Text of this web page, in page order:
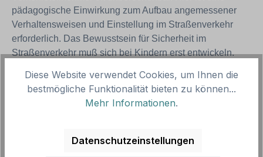
pädagogische Einwirkung zum Aufbau angemessener
Verhaltensweisen und Einstellung im Straßenverkehr
erforderlich. Das Bewusstsein für Sicherheit im
Straßenverkehr muß sich bei Kindern erst entwickeln.
Verkehrserziehung sollte schon bei den Eltern anfangen,
die sich im Beisein ihrer Kinder im Straßenverkehr
Fahrzeug, und sollte im Kindergarten und der Schule mit
Diese Website verwendet Cookies, um Ihnen die
bestmögliche Funktionalität bieten zu können...
Mehr Informationen.
Datenschutzeinstellungen